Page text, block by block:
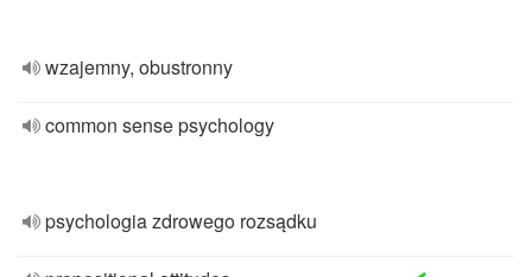
wzajemny, obustronny
common sense psychology
psychologia zdrowego rozsądku